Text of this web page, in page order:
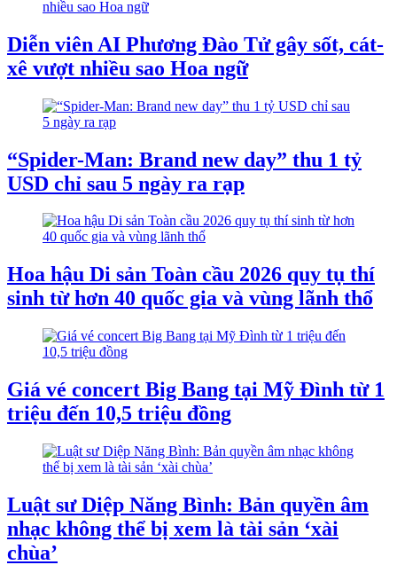
Diễn viên AI Phương Đào Tử gây sốt, cát-
xê vượt nhiều sao Hoa ngữ
“Spider-Man: Brand new day” thu 1 tỷ
USD chỉ sau 5 ngày ra rạp
Hoa hậu Di sản Toàn cầu 2026 quy tụ thí
sinh từ hơn 40 quốc gia và vùng lãnh thổ
Giá vé concert Big Bang tại Mỹ Đình từ 1
triệu đến 10,5 triệu đồng
Luật sư Diệp Năng Bình: Bản quyền âm
nhạc không thể bị xem là tài sản ‘xài
chùa’